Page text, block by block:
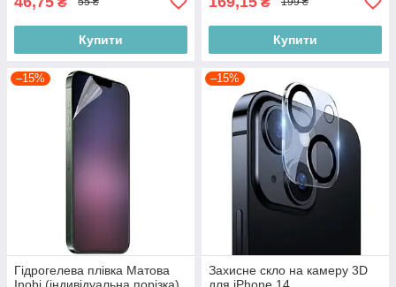
Купити Купити
–15%
Гідрогелева плівка Матова
–15%
Захисне скло на камеру 3D